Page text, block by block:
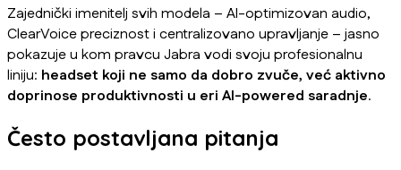
Zajednički imenitelj svih modela – AI-optimizovan audio,
ClearVoice preciznost i centralizovano upravljanje – jasno
pokazuje u kom pravcu Jabra vodi svoju profesionalnu
liniju: headset koji ne samo da dobro zvuče, već aktivno
doprinose produktivnosti u eri AI-powered saradnje.
Često postavljana pitanja